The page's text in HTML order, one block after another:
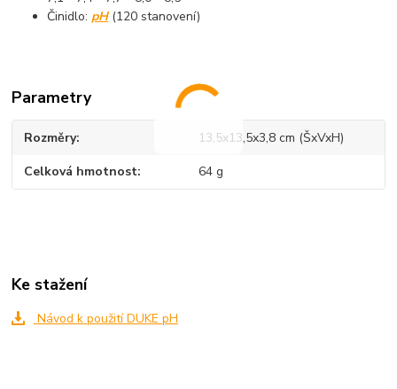
Činidlo:pH(120 stanovení)
Parametry
Rozměry 13,5x13,5x3,8 cm (ŠxVxH)
Celková hmotnost 64 g
Ke stažení
Návod k použití DUKE pH